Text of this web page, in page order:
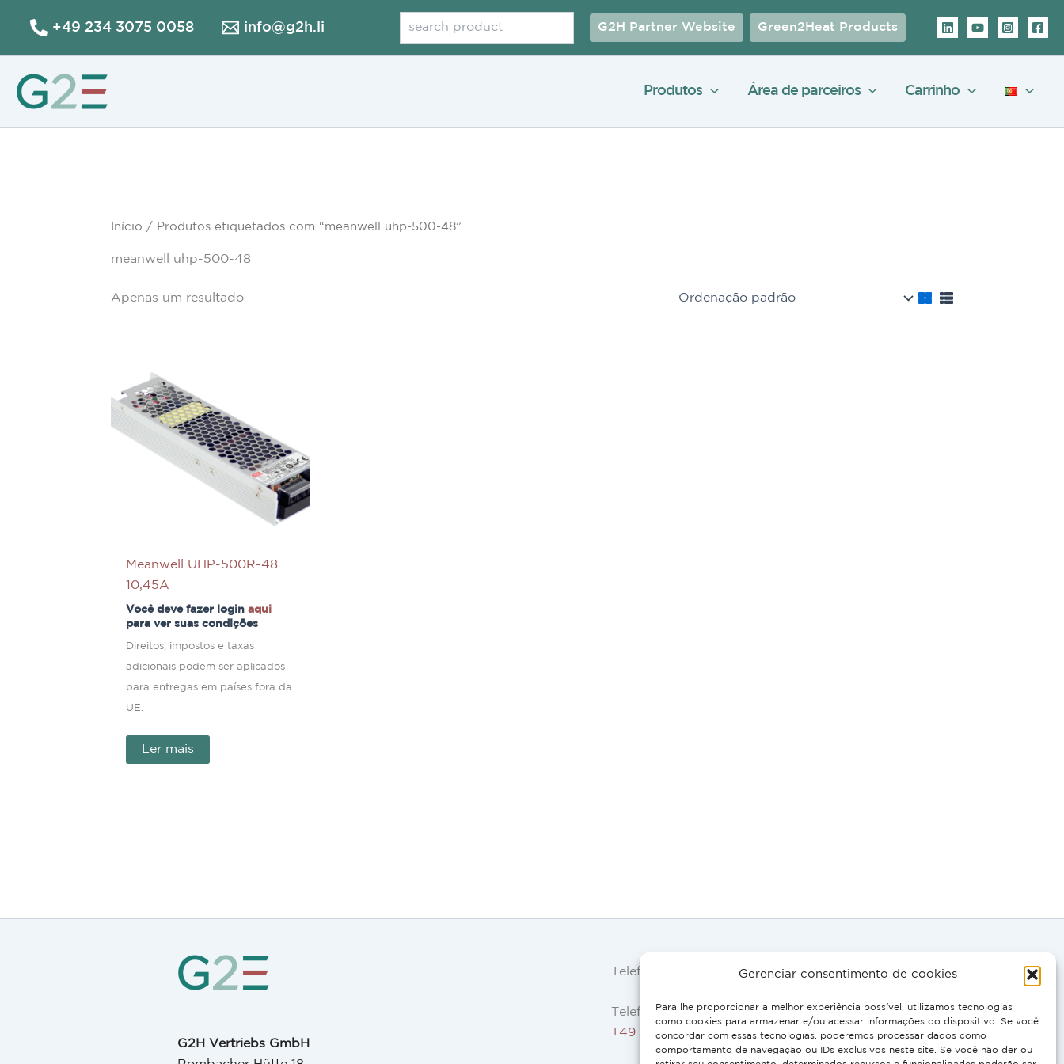
Gerenciar consentimento de cookies
Para lhe proporcionar a melhor experiência possível, utilizamos tecnologias
como cookies para armazenar e/ou acessar informações do dispositivo. Se você
concordar com essas tecnologias, poderemos processar dados como
comportamento de navegação ou IDs exclusivos neste site. Se você não der ou
+49 234 3075 0058 info@g2h.li G2H Partner Website Green2Heat Products
Produtos Área de parceiros Carrinho
Início / Produtos etiquetados com “meanwell uhp-500-48”
meanwell uhp-500-48
Apenas um resultado
Meanwell UHP-500R-48
10,45A
Você deve fazer loginaqui
para ver suas condições
Direitos, impostos e taxas
adicionais podem ser aplicados
para entregas em países fora da
UE.
Ler mais
G2H Vertriebs GmbH
Telefone
Telefone AT, DE, EN:
+49 9503 5044 0695